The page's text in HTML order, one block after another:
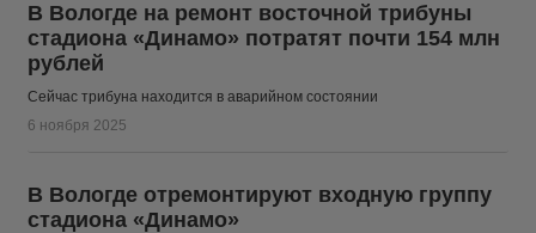
В Вологде на ремонт восточной трибуны
стадиона «Динамо» потратят почти 154 млн
рублей
Сейчас трибуна находится в аварийном состоянии
6 ноября 2025
В Вологде отремонтируют входную группу
стадиона «Динамо»